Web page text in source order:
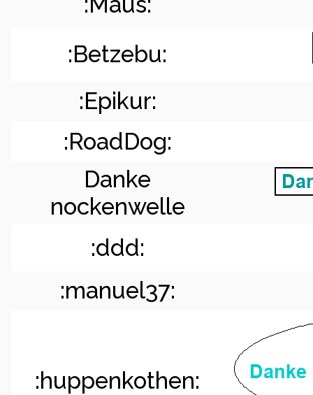
:Betzebu:
:Epikur:
:RoadDog:
Danke
nockenwelle
:ddd:
:manuel37:
:huppenkothen: